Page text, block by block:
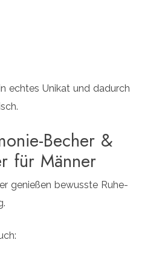
echtes Unikat und dadurch
Becher &
für Männer
genießen bewusste Ruhe-